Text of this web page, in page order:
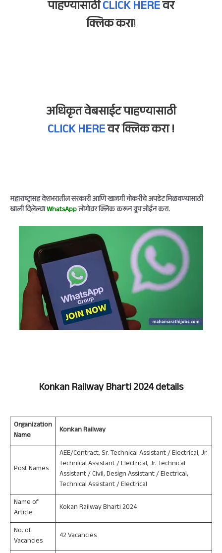
पाहण्यासाठीCLICK HEREवर
क्लिक करा!
अधिकृत वेबसाईट पाहण्यासाठी
CLICK HEREवर क्लिक करा !
महाराष्ट्रासह देशभरातील सरकारी आणि खाजगी नोकरीचे अपडेट मिळवण्यासाठी
खाली दिलेल्याWhatsAppलोगोवर क्लिक करून ग्रुप जॉईन करा.
Konkan RailwayBharti 2024 details
Organization
Name
Konkan Railway
Post Names
AEE/Contract, Sr. Technical Assistant / Electrical, Jr.
Technical Assistant / Electrical, Jr. Technical
Assistant / Civil, Design Assistant / Electrical,
Technical Assistant / Electrical
Name of
Article
Kokan Railway Bharti 2024
No. of
Vacancies
42 Vacancies